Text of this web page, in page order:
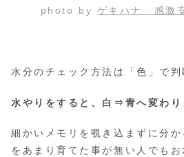
photo by ゲキハナ 感激
水分のチェック方法は「色」で判
水やりをすると、白⇒青へ変わり
細かいメモリを覗き込まずに分
をあまり育てた事が無い人でもお